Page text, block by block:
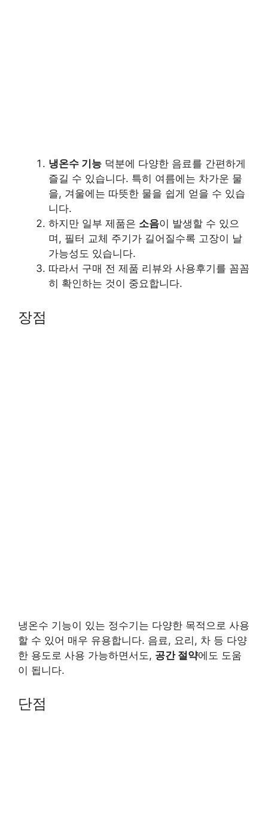
냉온수 기능 덕분에 다양한 음료를 간편하게
즐길 수 있습니다. 특히 여름에는 차가운 물
을, 겨울에는 따뜻한 물을 쉽게 얻을 수 있습
니다.
하지만 일부 제품은 소음이 발생할 수 있으
며, 필터 교체 주기가 길어질수록 고장이 날
가능성도 있습니다.
따라서 구매 전 제품 리뷰와 사용후기를 꼼꼼
히 확인하는 것이 중요합니다.
장점
냉온수 기능이 있는 정수기는 다양한 목적으로 사용
할 수 있어 매우 유용합니다. 음료, 요리, 차 등 다양
한 용도로 사용 가능하면서도, 공간 절약에도 도움
이 됩니다.
단점